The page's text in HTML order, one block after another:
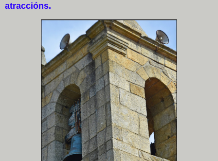
atraccións.